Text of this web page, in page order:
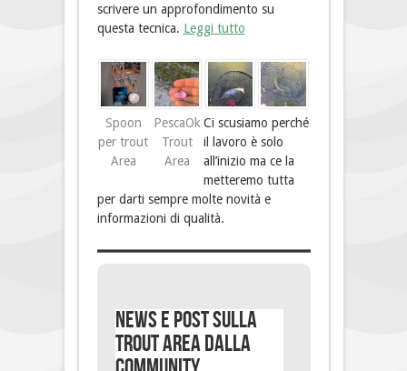
scrivere un approfondimento su
questa tecnica. Leggi tutto
Spoon
per trout
Area
PescaOk
Trout
Area
Ci scusiamo perché
il lavoro è solo
all’inizio ma ce la
metteremo tutta
per darti sempre molte novità e
informazioni di qualità.
News e post sulla
Trout Area dalla